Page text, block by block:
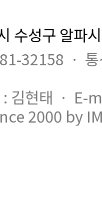
수성구 알파
32158 ㆍ
: 김현태 ㆍ
2000 by